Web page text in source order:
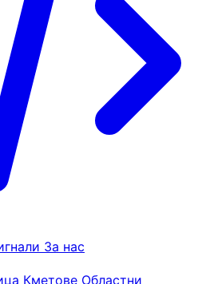
За нас
Кметове Областни